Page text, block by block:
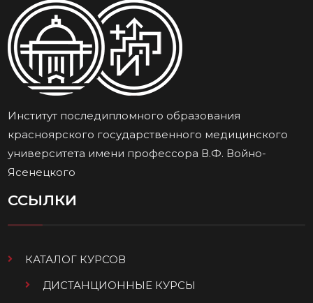
Институт последипломного образования
красноярского государственного медицинского
университета имени профессора В.Ф. Войно-
Ясенецкого
ССЫЛКИ
КАТАЛОГ КУРСОВ
ДИСТАНЦИОННЫЕ КУРСЫ